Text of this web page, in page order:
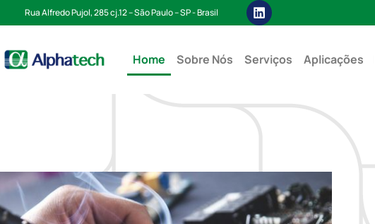
Rua Alfredo Pujol, 285 cj.12 – São Paulo – SP - Brasil
Home Sobre Nós Serviços Aplicações